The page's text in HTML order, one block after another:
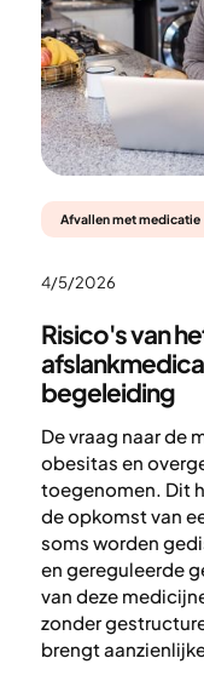
Afvallen met medicatie
4/5/2026
Risico's van
begeleiding
De vraag naar de
obesitas en
toegenomen. Dit
de opkomst van
soms worden
en gereguleerde
van deze
zonder
brengt